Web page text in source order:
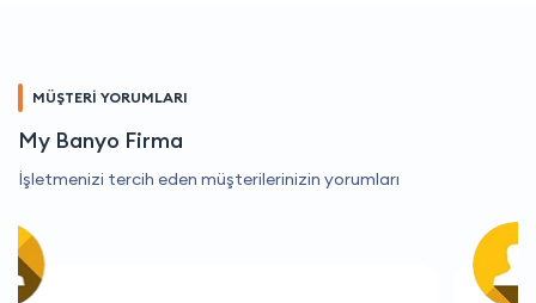
MÜŞTERİ YORUMLARI
My Banyo Firma
İşletmenizi tercih eden müşterilerinizin yorumları